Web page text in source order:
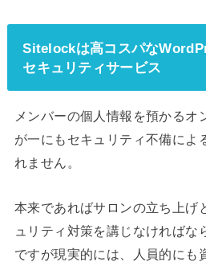
Sitelockは高コスパな
セキュリティサービス
メンバーの個人情報を預かるオ
が一にもセキュリティ不備によ
れません。
本来であればサロンの立ち上げ
ュリティ対策を講じなければな
ですが現実的には、人員的にも